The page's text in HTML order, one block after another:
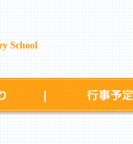
School
学校だより